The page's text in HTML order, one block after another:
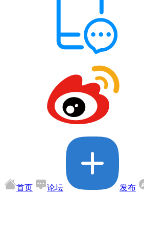
首页 论坛 发布